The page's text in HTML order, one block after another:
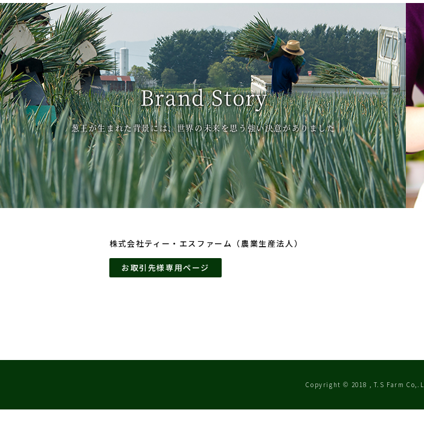
Brand Story
葱王が生まれた背景には、世界の未来を思う強い決意がありました
株式会社ティー・エスファーム（農業生産法人）
お取引先様専用ページ
Copyright © 2018 , T.S Farm